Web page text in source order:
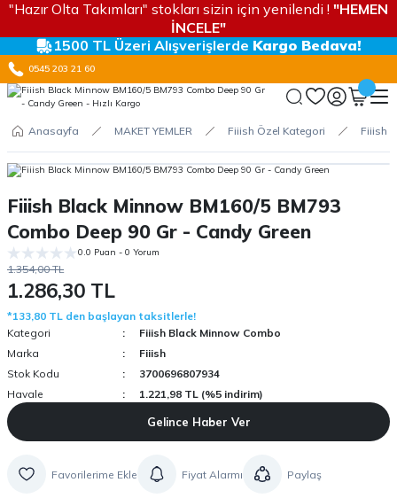
"Hazır Olta Takımları" stokları sizin için yenilendi ! "HEMEN
İNCELE"
1500 TL Üzeri Alışverişlerde Kargo Bedava!
0545 203 21 60
Anasayfa MAKET YEMLER Fiiish Özel Kategori Fiiish
Fiiish Black Minnow BM160/5 BM793
Combo Deep 90 Gr - Candy Green
0.0 Puan - 0 Yorum
1.354,00 TL
1.286,30 TL
*133,80 TL den başlayan taksitlerle!
Kategori
Fiiish Black Minnow Combo
Marka
Fiiish
Stok Kodu
3700696807934
Havale
1.221,98 TL (%5 indirim)
Gelince Haber Ver
Fiyat Alarmı Paylaş